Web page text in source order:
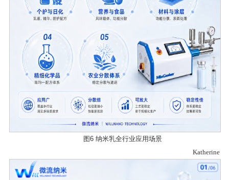
图6 纳米乳全行业应用场景
Katherine